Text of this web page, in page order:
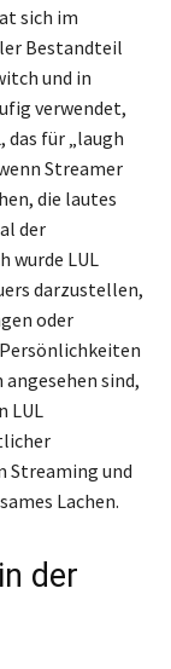
sich im
Bestandteil
und in
verwendet,
für „laugh
Streamer
die lautes
der
wurde LUL
darzustellen,
oder
sind,
LUL
Streaming und
Lachen.
der